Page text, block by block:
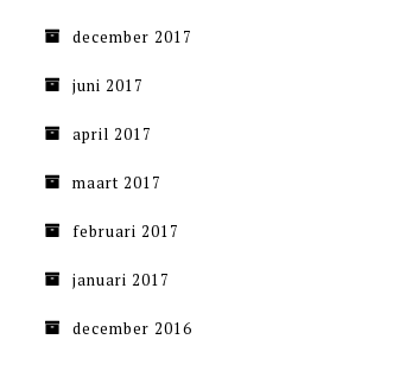
december 2017
juni 2017
april 2017
maart 2017
februari 2017
januari 2017
december 2016